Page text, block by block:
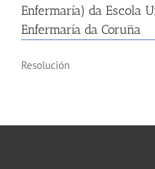
Enfermaría) da Escola
Enfermaría da Coruña
Resolución